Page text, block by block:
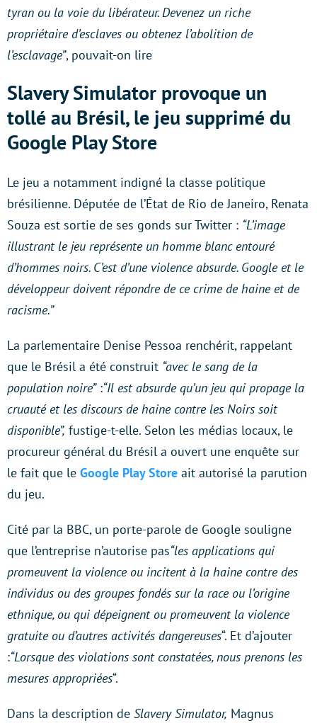
tyran ou la voie du libérateur. Devenez un riche
propriétaire d’esclaves ou obtenez l’abolition de
l’esclavage”, pouvait-on lire
Slavery Simulator provoque un
tollé au Brésil, le jeu supprimé du
Google Play Store
Le jeu a notamment indigné la classe politique
brésilienne. Députée de l’État de Rio de Janeiro, Renata
Souza est sortie de ses gonds sur Twitter : “L’image
illustrant le jeu représente un homme blanc entouré
d’hommes noirs. C’est d’une violence absurde. Google et le
développeur doivent répondre de ce crime de haine et de
racisme.”
La parlementaire Denise Pessoa renchérit, rappelant
que le Brésil a été construit “avec le sang de la
population noire”:“Il est absurde qu’un jeu qui propage la
cruauté et les discours de haine contre les Noirs soit
disponible”, fustige-t-elle. Selon les médias locaux, le
procureur général du Brésil a ouvert une enquête sur
le fait que le Google Play Store ait autorisé la parution
du jeu.
Cité par la BBC, un porte-parole de Google souligne
que l’entreprise n’autorise pas“les applications qui
promeuvent la violence ou incitent à la haine contre des
individus ou des groupes fondés sur la race ou l’origine
ethnique, ou qui dépeignent ou promeuvent la violence
gratuite ou d’autres activités dangereuses“. Et d’ajouter
:“Lorsque des violations sont constatées, nous prenons les
mesures appropriées“.
Dans la description de Slavery Simulator, Magnus